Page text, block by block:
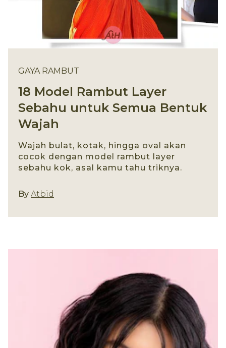
GAYA RAMBUT
18 Model Rambut Layer
Sebahu untuk Semua Bentuk
Wajah
Wajah bulat, kotak, hingga oval akan
cocok dengan model rambut layer
sebahu kok, asal kamu tahu triknya.
By Atbid